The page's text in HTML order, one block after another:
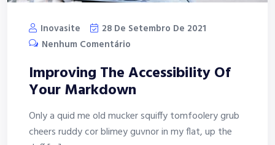
Inovasite
28 De Setembro De 2021
Nenhum Comentário
Improving The Accessibility Of
Your Markdown
Only a quid me old mucker squiffy tomfoolery grub
cheers ruddy cor blimey guvnor in my flat, up the